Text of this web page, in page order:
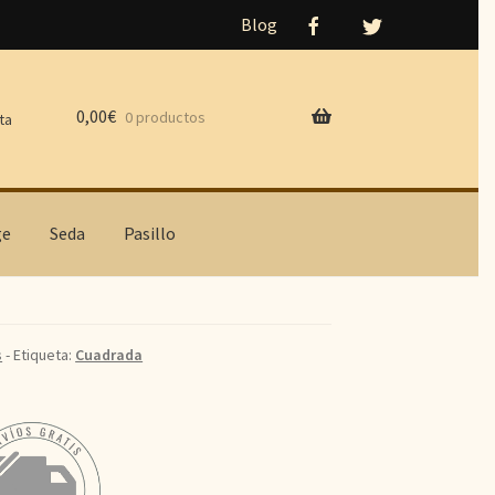
Blog
Seda Pasillo
0,00€ 0 productos
- Etiqueta: Cuadrada